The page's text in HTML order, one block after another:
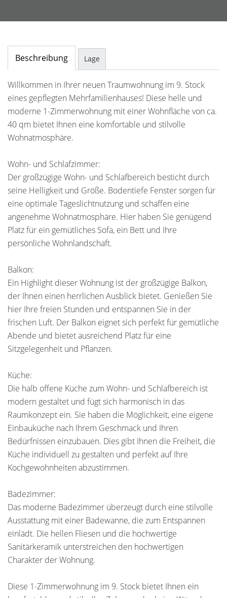
Beschreibung Lage
Willkommen in Ihrer neuen Traumwohnung im 9. Stock
eines gepflegten Mehrfamilienhauses! Diese helle und
moderne 1-Zimmerwohnung mit einer Wohnfläche von ca.
40 qm bietet Ihnen eine komfortable und stilvolle
Wohnatmosphäre.
Wohn- und Schlafzimmer:
Der großzügige Wohn- und Schlafbereich besticht durch
seine Helligkeit und Größe. Bodentiefe Fenster sorgen für
eine optimale Tageslichtnutzung und schaffen eine
angenehme Wohnatmosphäre. Hier haben Sie genügend
Platz für ein gemütliches Sofa, ein Bett und Ihre
persönliche Wohnlandschaft.
Balkon:
Ein Highlight dieser Wohnung ist der großzügige Balkon,
der Ihnen einen herrlichen Ausblick bietet. Genießen Sie
hier Ihre freien Stunden und entspannen Sie in der
frischen Luft. Der Balkon eignet sich perfekt für gemütliche
Abende und bietet ausreichend Platz für eine
Sitzgelegenheit und Pflanzen.
Küche:
Die halb offene Küche zum Wohn- und Schlafbereich ist
modern gestaltet und fügt sich harmonisch in das
Raumkonzept ein. Sie haben die Möglichkeit, eine eigene
Einbauküche nach Ihrem Geschmack und Ihren
Bedürfnissen einzubauen. Dies gibt Ihnen die Freiheit, die
Küche individuell zu gestalten und perfekt auf Ihre
Kochgewohnheiten abzustimmen.
Badezimmer:
Das moderne Badezimmer überzeugt durch eine stilvolle
Ausstattung mit einer Badewanne, die zum Entspannen
einlädt. Die hellen Fliesen und die hochwertige
Sanitärkeramik unterstreichen den hochwertigen
Charakter der Wohnung.
Diese 1-Zimmerwohnung im 9. Stock bietet Ihnen ein